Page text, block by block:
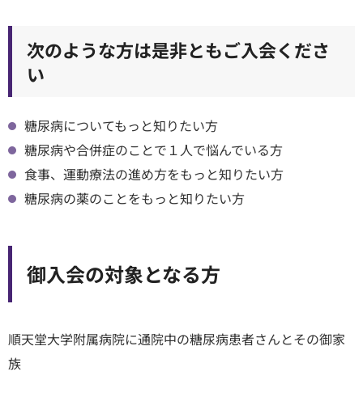
次のような方は是非ともご入会くださ
い
糖尿病についてもっと知りたい方
糖尿病や合併症のことで１人で悩んでいる方
食事、運動療法の進め方をもっと知りたい方
糖尿病の薬のことをもっと知りたい方
御入会の対象となる方
順天堂大学附属病院に通院中の糖尿病患者さんとその御家
族